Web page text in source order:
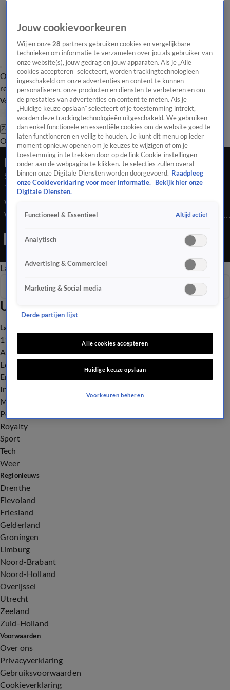
Overzicht Laatste nieuws Regionieuws Het beste van Hart
Tip de
redactie
Volg Hart van Nederland
Zoeken
OverzichtRegioUitzendingenWeerTip de redactiePanelVideo's
Late Editie
Seizoen 2025, aflevering 347
11 dec 2025, 22:45
Waar blijft toch die ene grote Nederlandstalige kersthit?
Waarom hebben we er zo weinig van? En de pendelbus naar Ter
veiligelanders.
Late EditieOchtend EditieVroege Editie
Uitzendingen
Seizoen 2025
Laatste nieuws
112
Advies & Tips
Economie
Entertainment
Infrastructuur
Milieu en Gezondheid
Politiek
Royalty
Sport
Tech
Weer
Regionieuws
Drenthe
Flevoland
Friesland
Gelderland
Groningen
Limburg
Noord-Brabant
Noord-Holland
Overijssel
Utrecht
Zeeland
Zuid-Holland
Voorwaarden
Over ons
Privacyverklaring
Gebruiksvoorwaarden
Cookieverklaring
Jouw cookievoorkeuren
Wij en onze28 partners gebruiken cookies en vergelijkbare
technieken om informatie te verzamelen over jou als gebruiker van
onze website(s), jouw gedrag en jouw apparaten. Als je „Alle
cookies accepteren” selecteert, worden trackingtechnologieën
ingeschakeld om onze advertenties en content te kunnen
personaliseren, onze producten en diensten te verbeteren en om
de prestaties van advertenties en content te meten. Als je
„Huidige keuze opslaan” selecteert of je toestemming intrekt,
worden deze trackingtechnologieën uitgeschakeld. We gebruiken
dan enkel functionele en essentiële cookies om de website goed te
laten functioneren en veilig te houden. Je kunt dit menu op ieder
moment opnieuw openen om je keuzes te wijzigen of om je
toestemming in te trekken door op de link Cookie-instellingen
onder aan de webpagina te klikken. Je selecties zullen overal
binnen onze Digitale Diensten worden doorgevoerd. Raadpleeg
onze Cookieverklaring voor meer informatie.
Bekijk hier onze
Digitale Diensten.
Functioneel & Essentieel Altijd actief
Analytisch
Advertising & Commercieel
Marketing & Social media
Derde partijen lijst
Alle cookies accepteren
Huidige keuze opslaan
Voorkeuren beheren